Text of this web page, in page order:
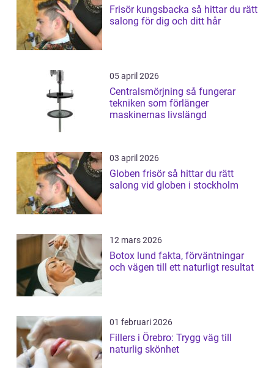
Frisör kungsbacka så hittar du rätt
salong för dig och ditt hår
05 april 2026
Centralsmörjning så fungerar
tekniken som förlänger
maskinernas livslängd
03 april 2026
Globen frisör så hittar du rätt
salong vid globen i stockholm
12 mars 2026
Botox lund fakta, förväntningar
och vägen till ett naturligt resultat
01 februari 2026
Fillers i Örebro: Trygg väg till
naturlig skönhet